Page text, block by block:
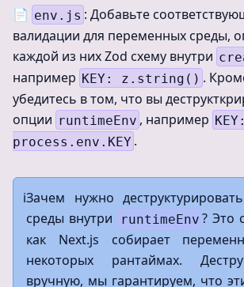
📄 env.js : Добавьте
валидации для переменных среды,
каждой из них Zod схему внутри
например KEY: z.string() .
убедитесь в том, что вы
опции runtimeEnv , например KEY:
process.env.KEY .
ℹ️Зачем нужно
среды внутри
runtimeEnv ? Это
как Next.js собирает
некоторых рантаймах.
вручную, мы гарантируем, что